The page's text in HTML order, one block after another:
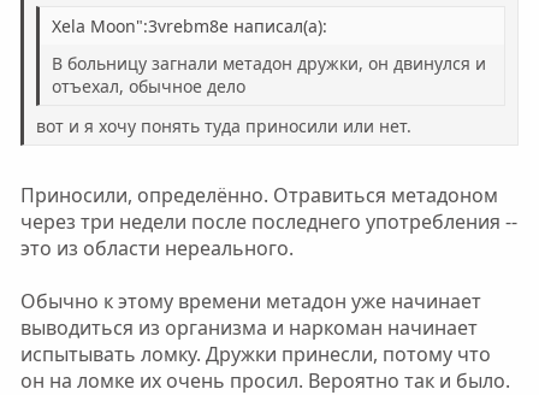
й
г
о
л
о
г
л
Xela Moon":3vrebm8e написал(а):
В больницу загнали метадон дружки, он двинулся и
отъехал, обычное дело
вот и я хочу понять туда приносили или нет.
Приносили, определённо. Отравиться метадоном
через три недели после последнего употребления --
это из области нереального.
Обычно к этому времени метадон уже начинает
выводиться из организма и наркоман начинает
испытывать ломку. Дружки принесли, потому что
он на ломке их очень просил. Вероятно так и было.